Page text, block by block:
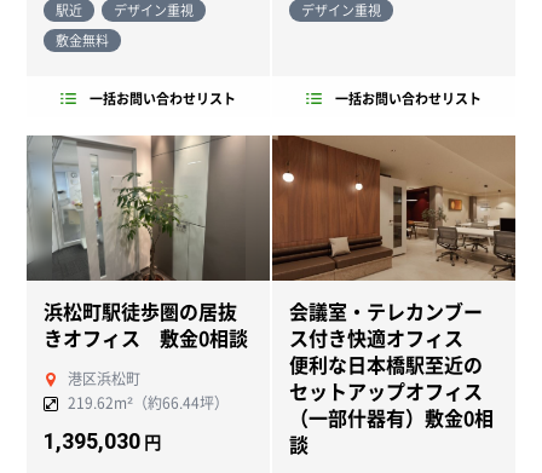
駅近
デザイン重視
敷金無料
一括お問い合わせリスト
デザイン重視
一括お問い合わせリスト
浜松町駅徒歩圏の居抜
きオフィス 敷金0相談
港区浜松町
219.62m²（約66.44坪）
1,395,030 円
会議室・テレカンブー
ス付き快適オフィス
便利な日本橋駅至近の
セットアップオフィス
（一部什器有）敷金0相
談